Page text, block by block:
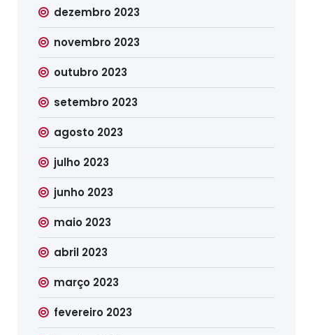
dezembro 2023
novembro 2023
outubro 2023
setembro 2023
agosto 2023
julho 2023
junho 2023
maio 2023
abril 2023
março 2023
fevereiro 2023